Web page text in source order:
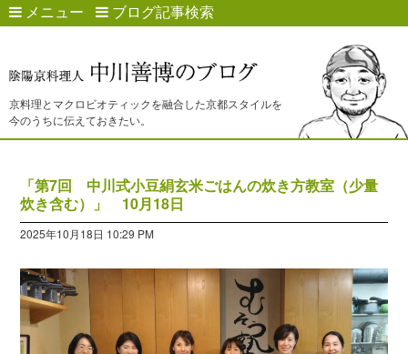
メニュー ブログ記事検索
京料理とマクロビオティックを融合した京都スタイルを
今のうちに伝えておきたい。
「第7回 中川式小豆絹玄米ごはんの炊き方教室（少量
炊き含む）」 10月18日
2025年10月18日 10:29 PM